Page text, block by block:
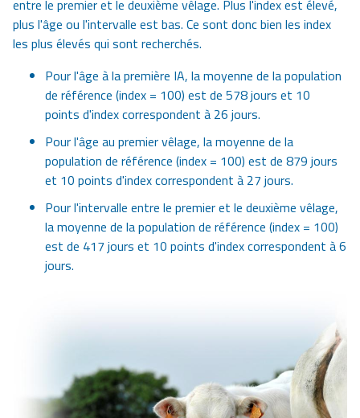
entre le premier et le deuxième vêlage. Plus l'index est élevé,
plus l'âge ou l'intervalle est bas. Ce sont donc bien les index
les plus élevés qui sont recherchés.
Pour l'âge à la première IA, la moyenne de la population
de référence (index = 100) est de 578 jours et 10
points d'index correspondent à 26 jours.
Pour l'âge au premier vêlage, la moyenne de la
population de référence (index = 100) est de 879 jours
et 10 points d'index correspondent à 27 jours.
Pour l'intervalle entre le premier et le deuxième vêlage,
la moyenne de la population de référence (index = 100)
est de 417 jours et 10 points d'index correspondent à 6
jours.